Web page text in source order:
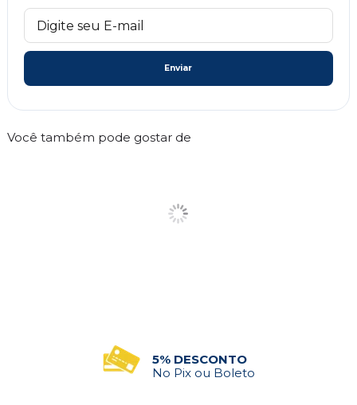
Enviar
Você também pode gostar de
PEDIDO MÍNIMO
R$500 em Compras